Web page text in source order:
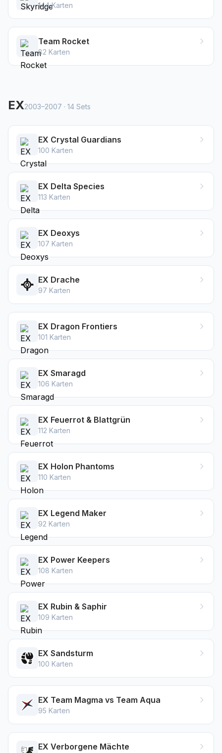
144 Karten
Team Rocket
82 Karten
EX2003–2007 · 14 Sets
EX Crystal Guardians
100 Karten
EX Delta Species
113 Karten
EX Deoxys
107 Karten
EX Drache
97 Karten
EX Dragon Frontiers
101 Karten
EX Smaragd
106 Karten
EX Feuerrot & Blattgrün
112 Karten
EX Holon Phantoms
110 Karten
EX Legend Maker
92 Karten
EX Power Keepers
108 Karten
EX Rubin & Saphir
109 Karten
EX Sandsturm
100 Karten
EX Team Magma vs Team Aqua
95 Karten
EX Verborgene Mächte